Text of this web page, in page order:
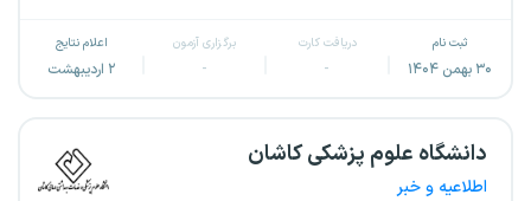
ثبت نام
۳۰ بهمن ۱۴۰۴
دریافت کارت
-
برگزاری آزمون
-
اعلام نتایج
۲ اردیبهشت
دانشگاه علوم پزشکی کاشان
اطلاعیه و خبر